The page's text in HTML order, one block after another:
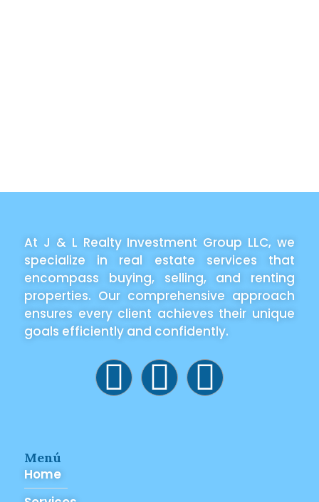
At J & L Realty Investment Group LLC, we
specialize in real estate services that
encompass buying, selling, and renting
properties. Our comprehensive approach
ensures every client achieves their unique
goals efficiently and confidently.
Menú
Home